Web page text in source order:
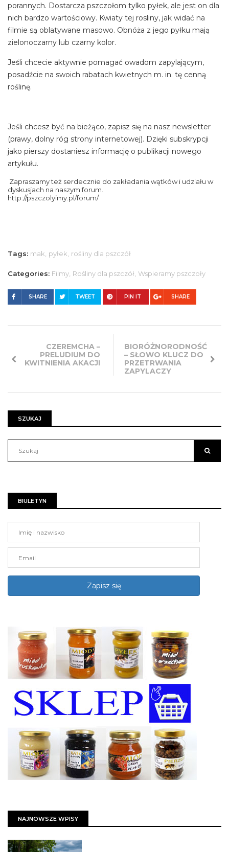
porannych. Dostarcza pszczołom tylko pyłek, ale jest on dla
nich bardzo wartościowy. Kwiaty tej rosliny, jak widać na
filmie są oblatywane masowo. Obnóża z jego pyłku mają
zielonoczarny lub czarny kolor.
Jeśli chcecie aktywnie pomagać owadom zapylającym,
posadźcie na swoich rabatach kwietnych m. in. tę cenną
roślinę.
Jeśli chcesz być na bieżąco, zapisz się na nasz newsletter
(prawy, dolny róg strony internetowej). Dzięki subskrypcji
jako pierszy dostaniesz informację o publikacji nowego
artykułu.
Zapraszamy też serdecznie do zakładania wątków i udziału w
dyskusjach na naszym forum.
http://pszczolyimy.pl/forum/
Tags: mak, pyłek, rośliny dla pszczół
Categories: Filmy, Rośliny dla pszczół, Wspieramy pszczoły
SHARE TWEET PIN IT SHARE
CZEREMCHA –
PRELUDIUM DO
KWITNIENIA AKACJI
BIORÓŻNORODNOŚĆ
– SŁOWO KLUCZ DO
PRZETRWANIA
ZAPYLACZY
SZUKAJ
BIULETYN
NAJNOWSZE WPISY